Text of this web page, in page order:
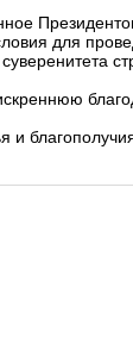
для
и